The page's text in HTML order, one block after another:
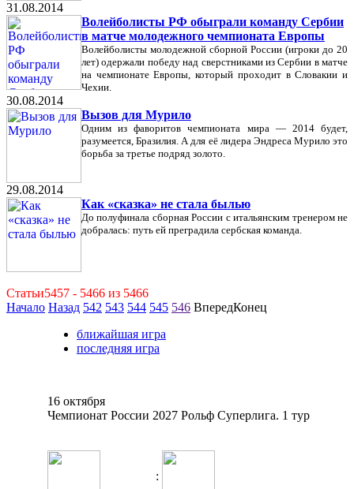
31.08.2014
Волейболисты РФ обыграли команду Сербии
в матче молодежного чемпионата Европы
Волейболисты молодежной сборной России (игроки до 20
лет) одержали победу над сверстниками из Сербии в матче
на чемпионате Европы, который проходит в Словакии и
Чехии.
30.08.2014
Вызов для Мурило
Одним из фаворитов чемпионата мира — 2014 будет,
разумеется, Бразилия. А для её лидера Эндреса Мурило это
борьба за третье подряд золото.
29.08.2014
Как «сказка» не стала былью
До полуфинала сборная России с итальянским тренером не
добралась: путь ей преградила сербская команда.
Статьи5457 - 5466 из 5466
Начало Назад 542 543 544 545 546 ВпередКонец
ближайшая игра
последняя игра
16 октября
Чемпионат России 2027 Рольф Суперлига. 1 тур
: